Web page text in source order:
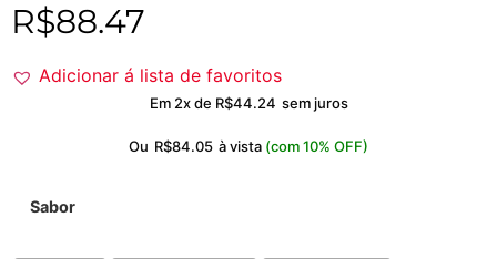
R$88.47
Adicionar á lista de favoritos
Em 2x de R$44.24 sem juros
Ou R$84.05 à vista (com 10% OFF)
Sabor